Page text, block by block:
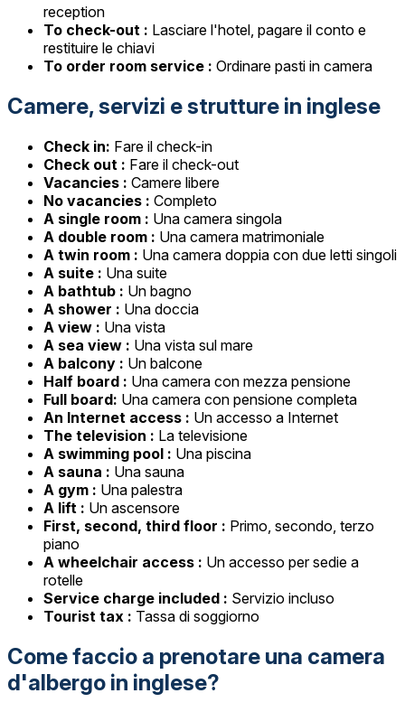
reception
To check-out : Lasciare l'hotel, pagare il conto e
restituire le chiavi
To order room service : Ordinare pasti in camera
Camere, servizi e strutture in inglese
Check in: Fare il check-in
Check out : Fare il check-out
Vacancies : Camere libere
No vacancies : Completo
A single room : Una camera singola
A double room : Una camera matrimoniale
A twin room : Una camera doppia con due letti singoli
A suite : Una suite
A bathtub : Un bagno
A shower : Una doccia
A view : Una vista
A sea view : Una vista sul mare
A balcony : Un balcone
Half board : Una camera con mezza pensione
Full board: Una camera con pensione completa
An Internet access : Un accesso a Internet
The television : La televisione
A swimming pool : Una piscina
A sauna : Una sauna
A gym : Una palestra
A lift : Un ascensore
First, second, third floor : Primo, secondo, terzo
piano
A wheelchair access : Un accesso per sedie a
rotelle
Service charge included : Servizio incluso
Tourist tax : Tassa di soggiorno
Come faccio a prenotare una camera
d'albergo in inglese?